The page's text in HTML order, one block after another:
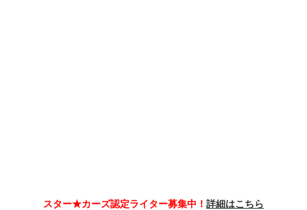
スター★カーズ認定ライター募集中！ 詳細はこちら